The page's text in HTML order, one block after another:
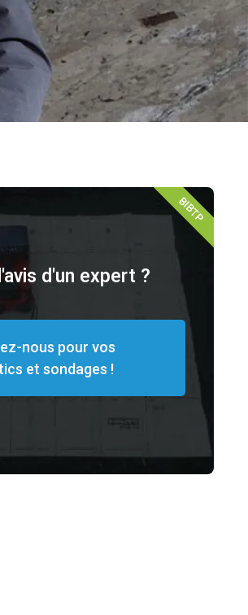
d'un expert ?
nous pour vos
et sondages !
BIBTP